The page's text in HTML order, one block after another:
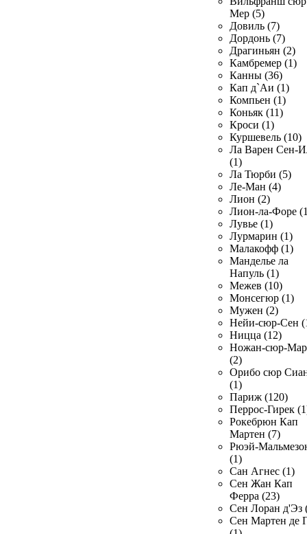
Мер (5)
Довиль (7)
Дордонь (7)
Драгиньян (2)
Камбремер (1)
Канны (36)
Кап д`Аи (1)
Компьен (1)
Коньяк (11)
Кроси (1)
Куршевель (10)
Ла Варен Сен-
(1)
Ла Тюрби (5)
Ле-Ман (4)
Лион (2)
Лион-ла-Форе
Лувье (1)
Лурмарин (1)
Малакофф (1)
Манделье ла
Напуль (1)
Межев (10)
Монсегюр (1)
Мужен (2)
Нейи-сюр-Сен
Ницца (12)
Ножан-сюр-
(2)
Орибо сюр
(1)
Париж (120)
Перрос-Гирек
Рокебрюн Кап
Мартен (7)
Рюэй-
(1)
Сан Агнес (1)
Сен Жан Кап
Ферра (23)
Сен Лоран д'Эз
Сен Мартен де